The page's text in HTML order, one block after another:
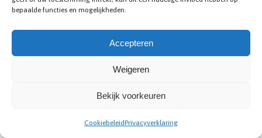
bepaalde functies en mogelijkheden.
Accepteren
Weigeren
Bekijk voorkeuren
CookiebeleidPrivacyverklaring
Zoldertrap plaatsen